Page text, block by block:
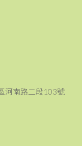
河南路二段103號